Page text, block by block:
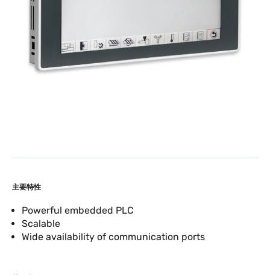
主要特性
Powerful embedded PLC
Scalable
Wide availability of communication ports